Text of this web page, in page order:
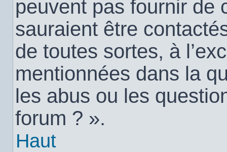
peuvent pas fournir de
sauraient être
de toutes sortes, à
mentionnées dans la
les abus ou les
forum ? ».
Haut